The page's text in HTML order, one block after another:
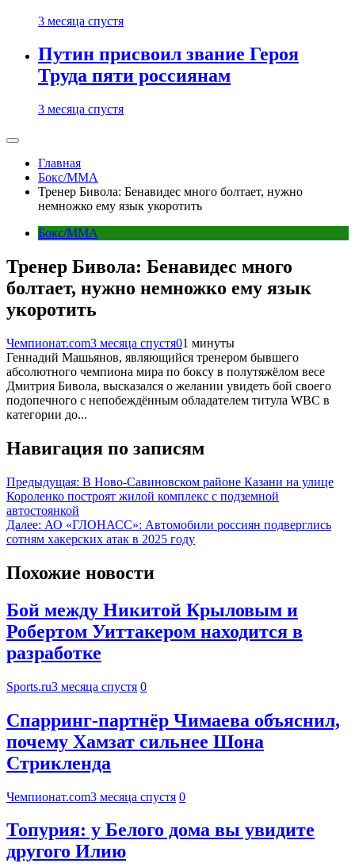
3 месяца спустя
Путин присвоил звание Героя
Труда пяти россиянам
3 месяца спустя
Главная
Бокс/MMA
Тренер Бивола: Бенавидес много болтает, нужно
немножко ему язык укоротить
Бокс/MMA
Тренер Бивола: Бенавидес много
болтает, нужно немножко ему язык
укоротить
Чемпионат.com3 месяца спустя01 минуты
Геннадий Машьянов, являющийся тренером бывшего
абсолютного чемпиона мира по боксу в полутяжёлом весе
Дмитрия Бивола, высказался о желании увидеть бой своего
подопечного с непобеждённым обладателем титула WBC в
категории до...
Навигация по записям
Предыдущая: В Ново‑Савиновском районе Казани на улице
Короленко построят жилой комплекс с подземной
автостоянкой
Далее: АО «ГЛОНАСС»: Автомобили россиян подверглись
сотням хакерских атак в 2025 году
Похожие новости
Бой между Никитой Крыловым и
Робертом Уиттакером находится в
разработке
Sports.ru3 месяца спустя 0
Спарринг-партнёр Чимаева объяснил,
почему Хамзат сильнее Шона
Стрикленда
Чемпионат.com3 месяца спустя 0
Топурия: у Белого дома вы увидите
другого Илию